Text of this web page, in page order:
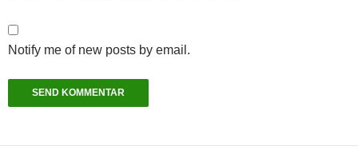
Notify me of new posts by email.